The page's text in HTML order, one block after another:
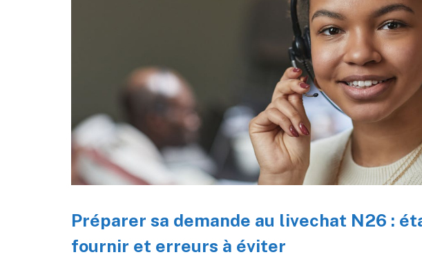
Préparer sa demande au livechat N26 :
fournir et erreurs à éviter